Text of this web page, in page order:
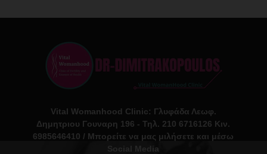
Vital Womanhood Clinic: Γλυφάδα Λεωφ.
Δημητριου Γουναρη 196 - Τηλ. 210 6716126 Κιν.
6985646410 / Μπορείτε να μας μιλήσετε και μέσω
Social Media